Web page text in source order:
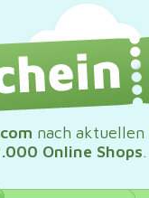
nach aktuellen
Online Shops.